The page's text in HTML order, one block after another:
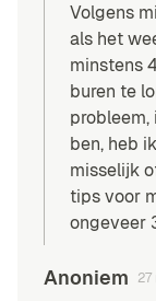
Volgens
als het
minstens
buren te
ben, heb
misselijk
tips voor
ongeveer
Anoniem